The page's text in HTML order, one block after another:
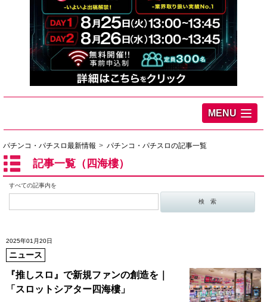
MENU
パチンコ・パチスロ最新情報 パチンコ・パチスロの記事一覧
記事一覧（四海樓）
すべての記事内を
2025年01月20日
ニュース
『推しスロ』で新規ファンの創造を｜
「スロットシアター四海樓」